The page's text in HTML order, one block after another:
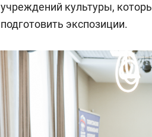
учреждений культуры,
подготовить экспозиции.